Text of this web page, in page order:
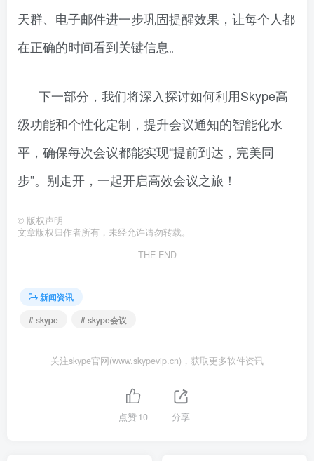
天群、电子邮件进一步巩固提醒效果，让每个人都
在正确的时间看到关键信息。
下一部分，我们将深入探讨如何利用Skype高
级功能和个性化定制，提升会议通知的智能化水
平，确保每次会议都能实现“提前到达，完美同
步”。别走开，一起开启高效会议之旅！
© 版权声明
文章版权归作者所有，未经允许请勿转载。
THE END
新闻资讯
# skype
# skype会议
关注skype官网(www.skypevip.cn)，获取更多软件资讯
点赞10 分享